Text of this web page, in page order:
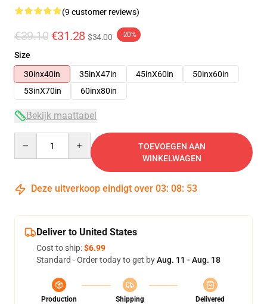
(9 customer reviews)
€39.10 €31.28 $34.00 -20%
Size
30inx40in
35inX47in 45inX60in
50inx60in
53inX70in
60inx80in
Bekijk maattabel
TOEVOEGEN AAN
WINKELWAGEN
Deze uitverkoop eindigt over 03: 08: 53
Deliver to United States
Cost to ship:$6.99
Standard - Order today to get byAug. 11 - Aug. 18
Production
Shipping
Delivered